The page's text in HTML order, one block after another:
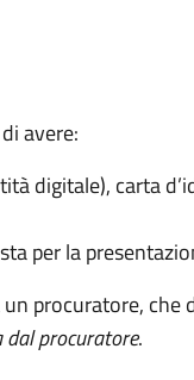
avere:
digitale), carta
per la
procuratore, che
procuratore.